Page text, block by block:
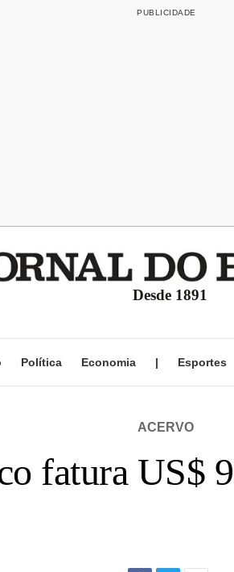
Desde 1891
Política Economia | Esportes
ACERVO
fatura US$